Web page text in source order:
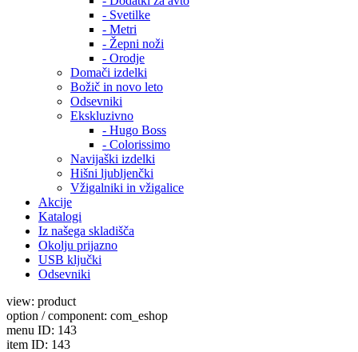
- Svetilke
- Metri
- Žepni noži
- Orodje
Domači izdelki
Božič in novo leto
Odsevniki
Ekskluzivno
- Hugo Boss
- Colorissimo
Navijaški izdelki
Hišni ljubljenčki
Vžigalniki in vžigalice
Akcije
Katalogi
Iz našega skladišča
Okolju prijazno
USB ključki
Odsevniki
view: product
option / component: com_eshop
menu ID: 143
item ID: 143